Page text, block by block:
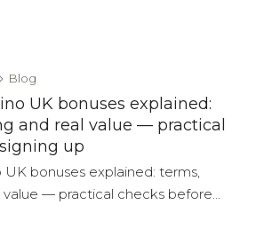
Blog
UK bonuses explained:
and real value — practical
up
bonuses explained: terms,
— practical checks before...